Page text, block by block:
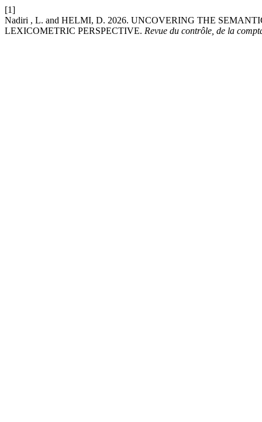
[1]
Nadiri , L. and HELMI, D. 2026. UNCOVERING THE
LEXICOMETRIC PERSPECTIVE. Revue du contrôle, de la